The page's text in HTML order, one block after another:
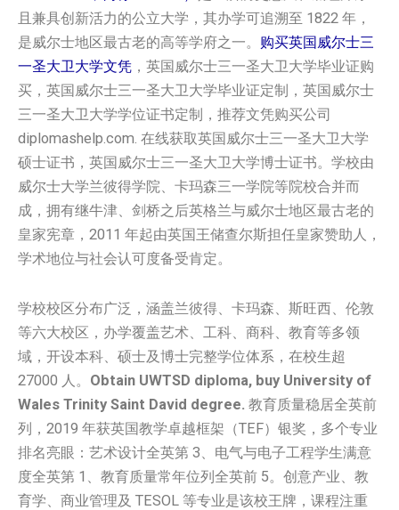
且兼具创新活力的公立大学，其办学可追溯至 1822 年，
是威尔士地区最古老的高等学府之一。 购买英国‌威尔士三
一圣大卫大学文凭 ，英国‌威尔士三一圣大卫大学毕业证购
买，英国‌威尔士三一圣大卫大学毕业证定制，英国‌威尔士
三一圣大卫大学学位证书定制，推荐文凭购买公司
diplomashelp.com. 在线获取英国‌威尔士三一圣大卫大学
硕士证书，英国‌威尔士三一圣大卫大学博士证书。学校由
威尔士大学兰彼得学院、卡玛森三一学院等院校合并而
成，拥有继牛津、剑桥之后英格兰与威尔士地区最古老的
皇家宪章，2011 年起由英国王储查尔斯担任皇家赞助人，
学术地位与社会认可度备受肯定。
学校校区分布广泛，涵盖兰彼得、卡玛森、斯旺西、伦敦
等六大校区，办学覆盖艺术、工科、商科、教育等多领
域，开设本科、硕士及博士完整学位体系，在校生超
27000 人。 Obtain UWTSD diploma, buy University of
Wales Trinity Saint David degree. 教育质量稳居全英前
列，2019 年获英国教学卓越框架（TEF）银奖，多个专业
排名亮眼：艺术设计全英第 3、电气与电子工程学生满意
度全英第 1、教育质量常年位列全英前 5。创意产业、教
育学、商业管理及 TESOL 等专业是该校王牌，课程注重